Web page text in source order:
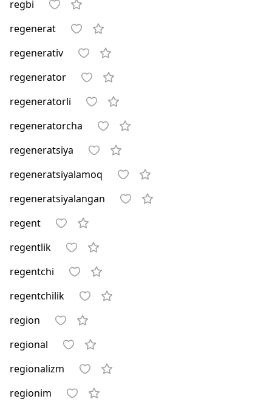
regbi
regenerat
regenerativ
regenerator
regeneratorli
regeneratorcha
regeneratsiya
regeneratsiyalamoq
regeneratsiyalangan
regent
regentlik
regentchi
regentchilik
region
regional
regionalizm
regionim